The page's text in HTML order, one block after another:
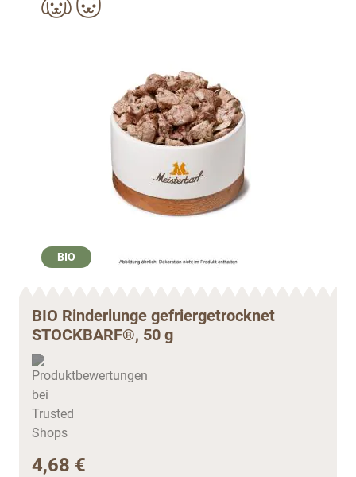
BIO
BIO Rinderlunge gefriergetrocknet
STOCKBARF®, 50 g
4,68 €